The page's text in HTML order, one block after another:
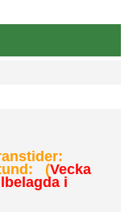
(Vecka
i